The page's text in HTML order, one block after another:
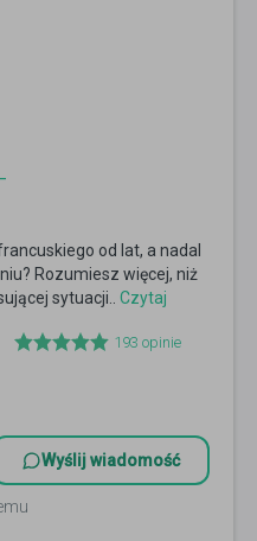
od lat, a nadal
Rozumiesz więcej, niż
sytuacji.. Czytaj
193 opinie
Wyślij wiadomość